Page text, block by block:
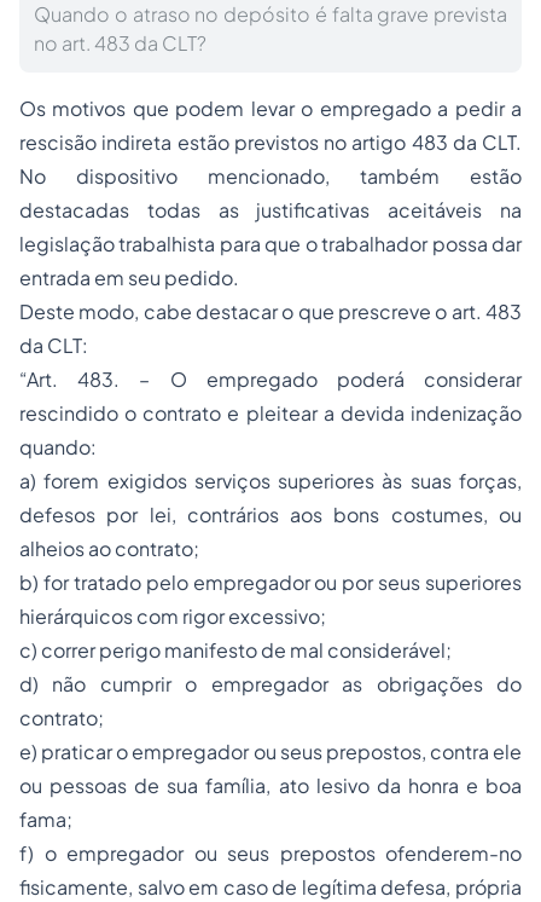
Quando o atraso no depósito é falta grave prevista
no art. 483 da CLT?
Os motivos que podem levar o empregado a pedir a
rescisão indireta estão previstos no artigo 483 da CLT.
No dispositivo mencionado, também estão
destacadas todas as justificativas aceitáveis na
legislação trabalhista para que o trabalhador possa dar
entrada em seu pedido.
Deste modo, cabe destacar o que prescreve o art. 483
da CLT:
“Art. 483. – O empregado poderá considerar
rescindido o contrato e pleitear a devida indenização
quando:
a) forem exigidos serviços superiores às suas forças,
defesos por lei, contrários aos bons costumes, ou
alheios ao contrato;
b) for tratado pelo empregador ou por seus superiores
hierárquicos com rigor excessivo;
c) correr perigo manifesto de mal considerável;
d) não cumprir o empregador as obrigações do
contrato;
e) praticar o empregador ou seus prepostos, contra ele
ou pessoas de sua família, ato lesivo da honra e boa
fama;
f) o empregador ou seus prepostos ofenderem-no
fisicamente, salvo em caso de legítima defesa, própria